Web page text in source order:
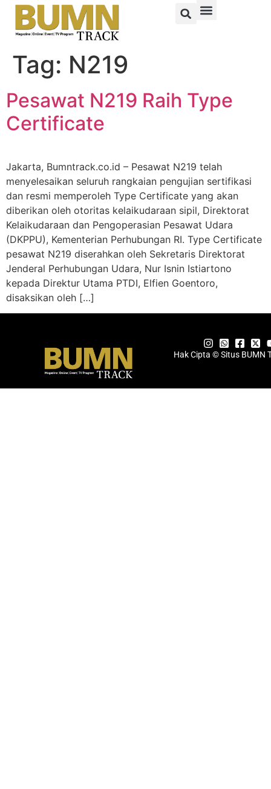
Tag: N219
Pesawat N219 Raih Type
Certificate
Jakarta, Bumntrack.co.id – Pesawat N219 telah
menyelesaikan seluruh rangkaian pengujian sertifikasi
dan resmi memperoleh Type Certificate yang akan
diberikan oleh otoritas kelaikudaraan sipil, Direktorat
Kelaikudaraan dan Pengoperasian Pesawat Udara
(DKPPU), Kementerian Perhubungan RI. Type Certificate
pesawat N219 diserahkan oleh Sekretaris Direktorat
Jenderal Perhubungan Udara, Nur Isnin Istiartono
kepada Direktur Utama PTDI, Elfien Goentoro,
disaksikan oleh […]
Hak Cipta © Situs BUMN